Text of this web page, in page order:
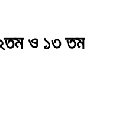
ও ১৩ তম